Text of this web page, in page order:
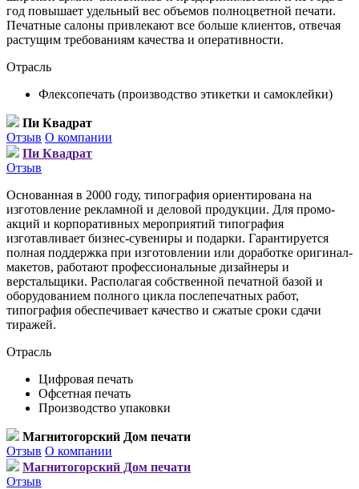
год повышает удельный вес объемов полноцветной печати.
Печатные салоны привлекают все больше клиентов, отвечая
растущим требованиям качества и оперативности.
Отрасль
Флексопечать (производство этикетки и самоклейки)
Пи Квадрат
Отзыв О компании
Пи Квадрат
Отзыв
Основанная в 2000 году, типография ориентирована на
изготовление рекламной и деловой продукции. Для промо-
акций и корпоративных мероприятий типография
изготавливает бизнес-сувениры и подарки. Гарантируется
полная поддержка при изготовлении или доработке оригинал-
макетов, работают профессиональные дизайнеры и
верстальщики. Располагая собственной печатной базой и
оборудованием полного цикла послепечатных работ,
типография обеспечивает качество и сжатые сроки сдачи
тиражей.
Отрасль
Цифровая печать
Офсетная печать
Производство упаковки
Магнитогорский Дом печати
Отзыв О компании
Магнитогорский Дом печати
Отзыв